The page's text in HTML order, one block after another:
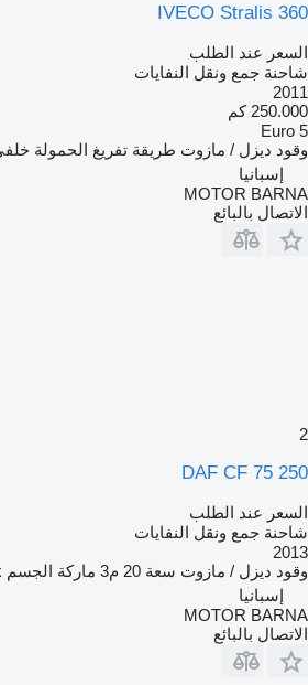
IVECO Stralis 360
السعر عند الطلب
شاحنة جمع ونقل النفايات
2011
250.000 كم
Euro 5
وقود ديزل / مازوت طريقة تفريغ الحمولة
إسبانيا
MOTOR BARNA
الاتصال بالبائع
2
DAF CF 75 250
السعر عند الطلب
شاحنة جمع ونقل النفايات
2013
وقود ديزل / مازوت سعة 20 م3 ماركة الجسم
إسبانيا
MOTOR BARNA
الاتصال بالبائع